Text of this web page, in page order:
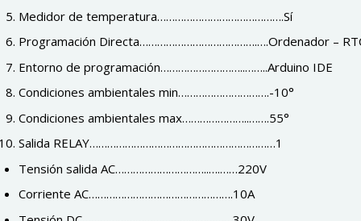
Medidor de temperatura…………………………………….Sí
Programación Directa………………………………….….Ordenador –
Entorno de programación………………………..……..Arduino IDE
Condiciones ambientales min………………………….-10°
Condiciones ambientales max…………………..…….55°
Salida RELAY………………………………………………………1
Tensión salida AC…………………………..….……220V
Corriente AC………………………………………….10A